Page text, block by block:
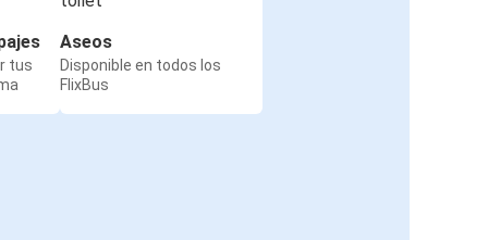
tus
Aseos
Disponible en todos los
FlixBus